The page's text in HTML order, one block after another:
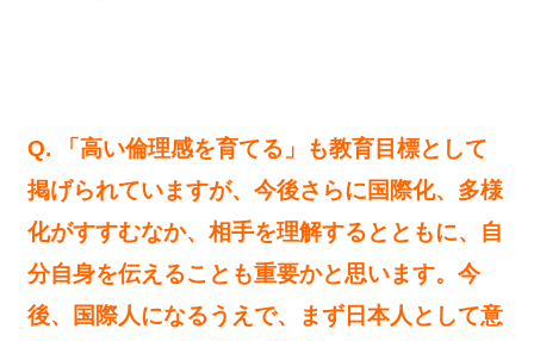
Q. 「高い倫理感を育てる」も教育目標として
掲げられていますが、今後さらに国際化、多様
化がすすむなか、相手を理解するとともに、自
分自身を伝えることも重要かと思います。今
後、国際人になるうえで、まず日本人として意